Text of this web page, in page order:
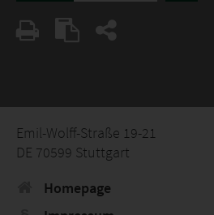
Emil-Wolff-Straße 19-21
DE 70599 Stuttgart
Homepage